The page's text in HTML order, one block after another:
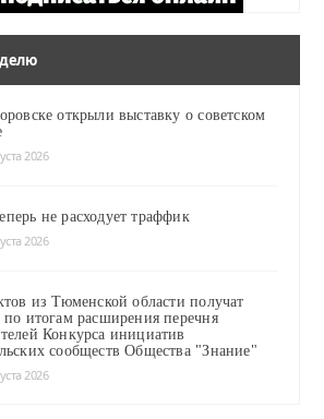
открыли выставку о советском
2026
не расходует траффик
2026
из Тюменской области получат
по итогам расширения перечня
Конкурса инициатив
сообществ Общества "Знание"
2026